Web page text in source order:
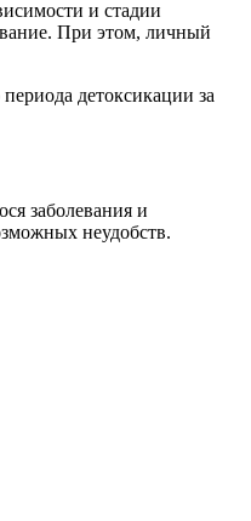
и стадии
При этом, личный
детоксикации за
заболевания и
неудобств.